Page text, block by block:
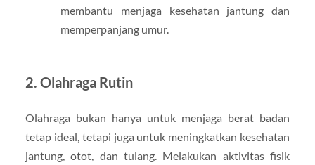
membantu menjaga kesehatan jantung dan
memperpanjang umur.
2. Olahraga Rutin
Olahraga bukan hanya untuk menjaga berat badan
tetap ideal, tetapi juga untuk meningkatkan kesehatan
jantung, otot, dan tulang. Melakukan aktivitas fisik